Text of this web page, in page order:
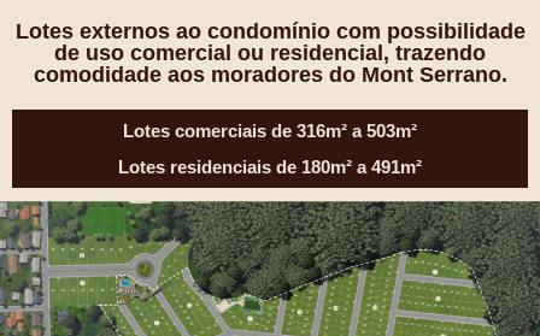
Lotes externos ao condomínio com possibilidade
de uso comercial ou residencial, trazendo
comodidade aos moradores do Mont Serrano.
Lotes comerciais de 316m² a 503m²
Lotes residenciais de 180m² a 491m²